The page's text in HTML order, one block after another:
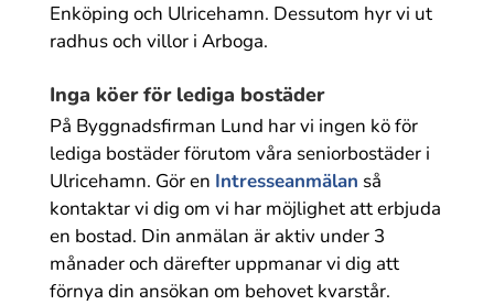
Enköping och Ulricehamn. Dessutom hyr vi ut
radhus och villor i Arboga.
Inga köer för lediga bostäder
På Byggnadsfirman Lund har vi ingen kö för
lediga bostäder förutom våra seniorbostäder i
Ulricehamn. Gör en Intresseanmälan så
kontaktar vi dig om vi har möjlighet att erbjuda
en bostad. Din anmälan är aktiv under 3
månader och därefter uppmanar vi dig att
förnya din ansökan om behovet kvarstår.